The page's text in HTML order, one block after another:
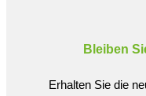
Bleiben
Erhalten Sie die